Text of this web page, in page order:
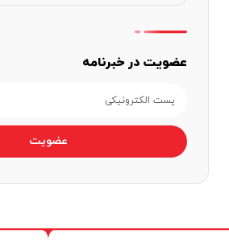
عضویت در خبرنامه
عضویت